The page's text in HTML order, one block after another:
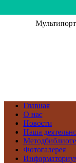
Главная
О нас
Новости
Наша
Фотогалерея